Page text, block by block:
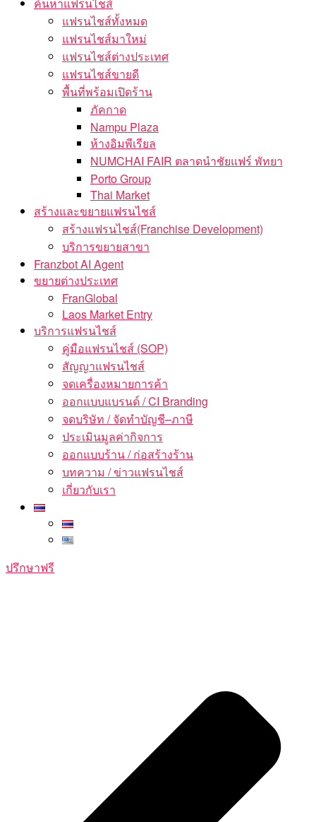
แฟรนไชส์ทั้งหมด
แฟรนไชส์มาใหม่
แฟรนไชส์ต่างประเทศ
แฟรนไชส์ขายดี
พื้นที่พร้อมเปิดร้าน
ภัคกาด
Nampu Plaza
ห้างอิมพีเรียล
NUMCHAI FAIR ตลาดนำชัยแฟร์ พัทยา
Porto Group
Thai Market
สร้างและขยายแฟรนไชส์
สร้างแฟรนไชส์(Franchise Development)
บริการขยายสาขา
Franzbot AI Agent
ขยายต่างประเทศ
FranGlobal
Laos Market Entry
บริการแฟรนไชส์
คู่มือแฟรนไชส์ (SOP)
สัญญาแฟรนไชส์
จดเครื่องหมายการค้า
ออกแบบแบรนด์ / CI Branding
จดบริษัท / จัดทำบัญชี–ภาษี
ประเมินมูลค่ากิจการ
ออกแบบร้าน / ก่อสร้างร้าน
บทความ / ข่าวแฟรนไชส์
เกี่ยวกับเรา
ปรึกษาฟรี